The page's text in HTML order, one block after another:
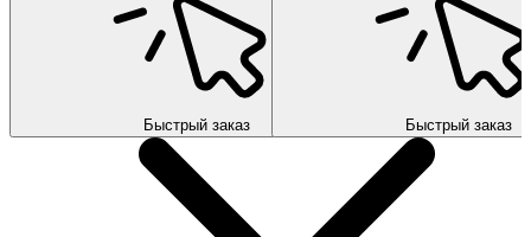
Быстрый заказ Быстрый заказ